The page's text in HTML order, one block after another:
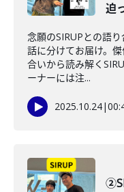
迫
念願のSIRUPとの語
話に分けてお届け。
合いから読み解く
ーナーには注...
2025.10.24|